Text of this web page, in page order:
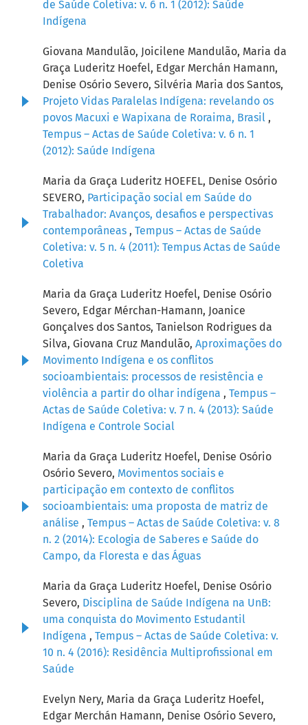
de Saúde Coletiva: v. 6 n. 1 (2012): Saúde
Indígena
Giovana Mandulão, Joicilene Mandulão, Maria da
Graça Luderitz Hoefel, Edgar Merchán Hamann,
Denise Osório Severo, Silvéria Maria dos Santos,
Projeto Vidas Paralelas Indígena: revelando os
povos Macuxi e Wapixana de Roraima, Brasil ,
Tempus – Actas de Saúde Coletiva: v. 6 n. 1
(2012): Saúde Indígena
Maria da Graça Luderitz HOEFEL, Denise Osório
SEVERO, Participação social em Saúde do
Trabalhador: Avanços, desafios e perspectivas
contemporâneas , Tempus – Actas de Saúde
Coletiva: v. 5 n. 4 (2011): Tempus Actas de Saúde
Coletiva
Maria da Graça Luderitz Hoefel, Denise Osório
Severo, Edgar Mérchan-Hamann, Joanice
Gonçalves dos Santos, Tanielson Rodrigues da
Silva, Giovana Cruz Mandulão, Aproximações do
Movimento Indígena e os conflitos
socioambientais: processos de resistência e
violência a partir do olhar indígena , Tempus –
Actas de Saúde Coletiva: v. 7 n. 4 (2013): Saúde
Indígena e Controle Social
Maria da Graça Luderitz Hoefel, Denise Osório
Osório Severo, Movimentos sociais e
participação em contexto de conflitos
socioambientais: uma proposta de matriz de
análise , Tempus – Actas de Saúde Coletiva: v. 8
n. 2 (2014): Ecologia de Saberes e Saúde do
Campo, da Floresta e das Águas
Maria da Graça Luderitz Hoefel, Denise Osório
Severo, Disciplina de Saúde Indígena na UnB:
uma conquista do Movimento Estudantil
Indígena , Tempus – Actas de Saúde Coletiva: v.
10 n. 4 (2016): Residência Multiprofissional em
Saúde
Evelyn Nery, Maria da Graça Luderitz Hoefel,
Edgar Merchán Hamann, Denise Osório Severo,